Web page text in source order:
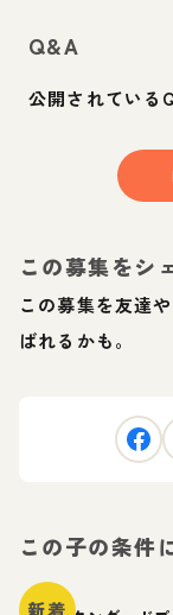
Q&A
公開されている
この募集をシ
この募集を友達
ばれるかも。
この子の条件
新着